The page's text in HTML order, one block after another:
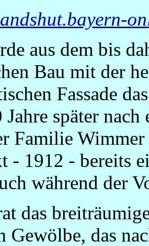
aus dem bis
Bau mit der
Fassade
später
Familie
- 1912 - bereits
während der
das
Gewölbe, das